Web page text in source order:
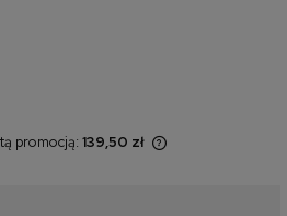
kosztów płatności
promocją: 139,50 zł